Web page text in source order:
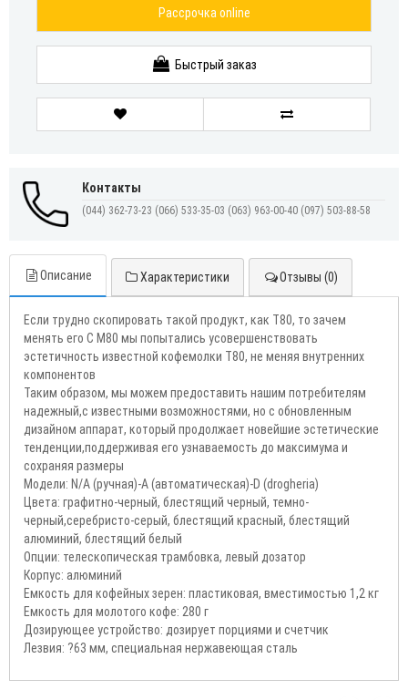
Рассрочка online
Быстрый заказ
Контакты
(044) 362-73-23 (066) 533-35-03 (063) 963-00-40 (097) 503-88-58
Описание Характеристики Отзывы (0)
Если трудно скопировать такой продукт, как Т80, то зачем
менять его С М80 мы попытались усовершенствовать
эстетичность известной кофемолки Т80, не меняя внутренних
компонентов
Таким образом, мы можем предоставить нашим потребителям
надежный,с известными возможностями, но с обновленным
дизайном аппарат, который продолжает новейшие эстетические
тенденции,поддерживая его узнаваемость до максимума и
сохраняя размеры
Модели: N/A (ручная)-А (автоматическая)-D (drogheria)
Цвета: графитно-черный, блестящий черный, темно-
черный,серебристо-серый, блестящий красный, блестящий
алюминий, блестящий белый
Опции: телескопическая трамбовка, левый дозатор
Корпус: алюминий
Емкость для кофейных зерен: пластиковая, вместимостью 1,2 кг
Емкость для молотого кофе: 280 г
Дозирующее устройство: дозирует порциями и счетчик
Лезвия: ?63 мм, специальная нержавеющая сталь